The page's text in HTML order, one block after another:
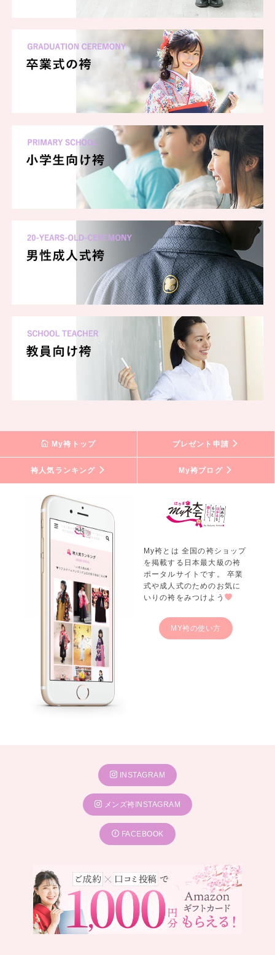
My袴トップ プレゼント申請
袴人気ランキング My袴ブログ
My袴とは 全国の袴ショップ
を掲載する日本最大級の袴
ポータルサイトです。 卒業
式や成人式のためのお気に
いりの袴をみつけよう
MY袴の使い方
INSTAGRAM
メンズ袴INSTAGRAM
FACEBOOK